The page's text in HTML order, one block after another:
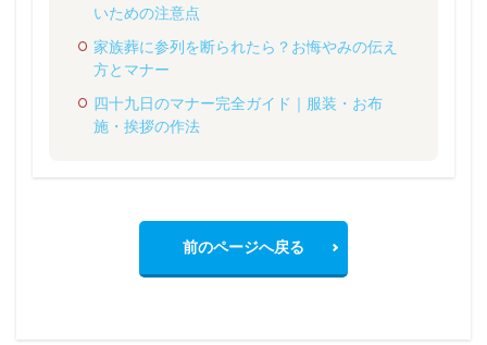
いための注意点
家族葬に参列を断られたら？お悔やみの伝え
方とマナー
四十九日のマナー完全ガイド｜服装・お布
施・挨拶の作法
前のページへ戻る